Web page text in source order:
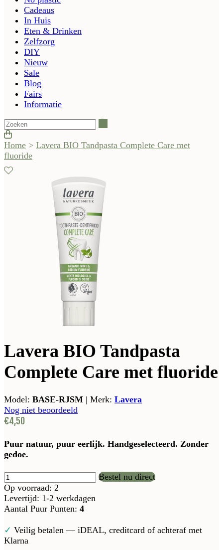
Cadeaus
In Huis
Eten & Drinken
Zelfzorg
DIY
Nieuw
Sale
Blog
Fairs
Informatie
Home > Lavera BIO Tandpasta Complete Care met
fluoride
Lavera BIO Tandpasta
Complete Care met fluoride
Model: BASE-RJSM | Merk: Lavera
Nog niet beoordeeld
€4,50
Puur natuur, puur eerlijk. Handgeselecteerd. Zonder
gedoe.
Bestel nu direct
Op voorraad: 2
Levertijd: 1-2 werkdagen
Aantal Puur Punten: 4
✓ Veilig betalen — iDEAL, creditcard of achteraf met
Klarna